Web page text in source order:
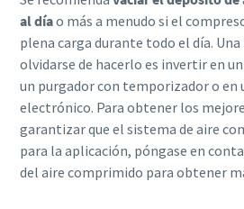
al díao más a menudo si el
plena carga durante todo el día.
olvidarse de hacerlo es invertir en
un purgador con temporizador o en
electrónico. Para obtener los
garantizar que el sistema de aire
para la aplicación, póngase en
del aire comprimido para obtener